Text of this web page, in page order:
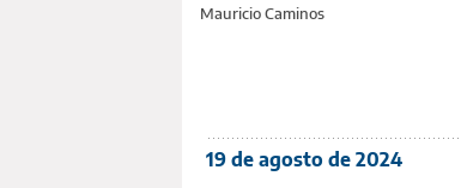
Mauricio Caminos
19 de agosto de 2024